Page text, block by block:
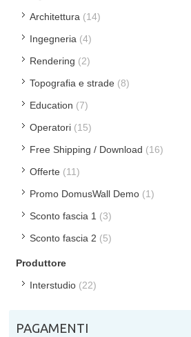
Architettura (14)
Ingegneria (4)
Rendering (2)
Topografia e strade (8)
Education (7)
Operatori (15)
Free Shipping / Download (16)
Offerte (11)
Promo DomusWall Demo (1)
Sconto fascia 1 (3)
Sconto fascia 2 (5)
Produttore
Interstudio (22)
PAGAMENTI